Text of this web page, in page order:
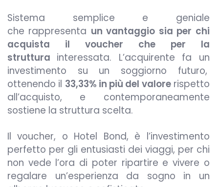
Sistema semplice e geniale
che rappresenta un vantaggio sia per chi
acquista il voucher che per la
struttura interessata. L’acquirente fa un
investimento su un soggiorno futuro,
ottenendo il 33,33% in più del valorerispetto
all’acquisto, e contemporaneamente
sostiene la struttura scelta.
Il voucher, o Hotel Bond, è l’investimento
perfetto per gli entusiasti dei viaggi, per chi
non vede l’ora di poter ripartire e vivere o
regalare un’esperienza da sogno in un